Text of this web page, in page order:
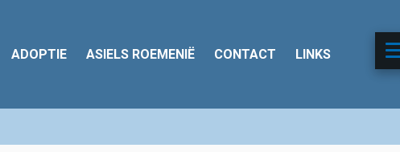
ADOPTIE ASIELS ROEMENIË CONTACT LINKS